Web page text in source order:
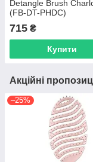
Detangle Brush
(FB-DT-PHDC)
715 ₴
Купити
Акційні
–25%